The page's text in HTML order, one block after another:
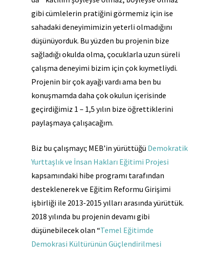
gibi cümlelerin pratiğini görmemiz için ise
sahadaki deneyimimizin yeterli olmadığını
düşünüyorduk. Bu yüzden bu projenin bize
sağladığı okulda olma, çocuklarla uzun süreli
çalışma deneyimi bizim için çok kıymetliydi.
Projenin bir çok ayağı vardı ama ben bu
konuşmamda daha çok okulun içerisinde
geçirdiğimiz 1 – 1,5 yılın bize öğrettiklerini
paylaşmaya çalışacağım.
Biz bu çalışmayı; MEB’in yürüttüğü Demokratik
Yurttaşlık ve İnsan Hakları Eğitimi Projesi
kapsamındaki hibe programı tarafından
desteklenerek ve Eğitim Reformu Girişimi
işbirliği ile 2013-2015 yılları arasında yürüttük.
2018 yılında bu projenin devamı gibi
düşünebilecek olan “Temel Eğitimde
Demokrasi Kültürünün Güçlendirilmesi